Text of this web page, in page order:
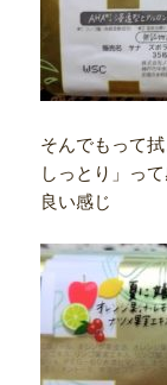
そんでもって
しっとり」っ
良い感じ